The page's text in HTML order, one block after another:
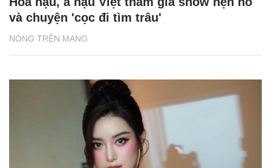
NÓNG TRÊN MẠNG
và chuyện 'cọc đi tìm trâu'